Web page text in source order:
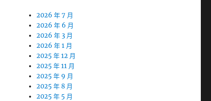
2026 年 7 月
2026 年 6 月
2026 年 3 月
2026 年 1 月
2025 年 12 月
2025 年 11 月
2025 年 9 月
2025 年 8 月
2025 年 5 月